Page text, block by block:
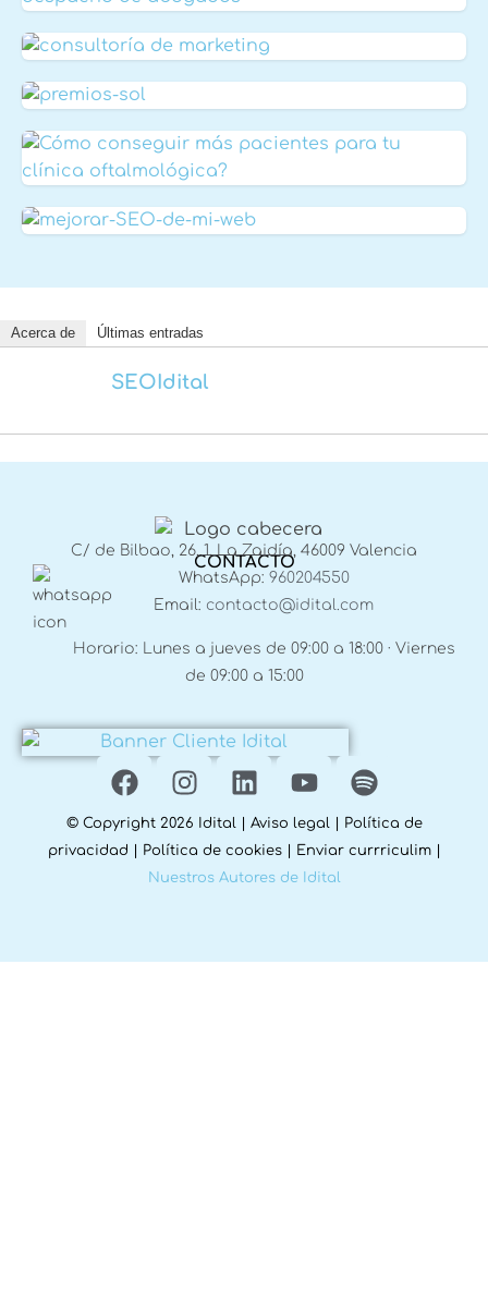
Acerca de Últimas entradas
SEOIdital
CONTACTO
C/ de Bilbao, 26, 1, La Zaidía, 46009 Valencia
WhatsApp: 960204550
Email: contacto@idital.com
Horario: Lunes a jueves de 09:00 a 18:00 · Viernes
de 09:00 a 15:00
© Copyright 2026 Idital | Aviso legal|
Política de
privacidad
Política de cookies| Enviar currriculim|
Nuestros Autores de Idital